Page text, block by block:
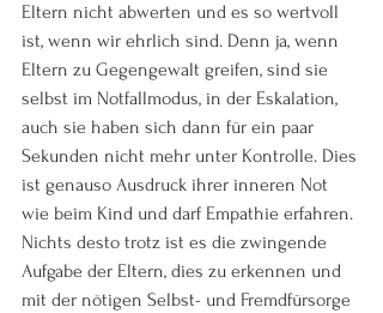
Eltern nicht abwerten und es so wertvoll
ist, wenn wir ehrlich sind. Denn ja, wenn
Eltern zu Gegengewalt greifen, sind sie
selbst im Notfallmodus, in der Eskalation,
auch sie haben sich dann für ein paar
Sekunden nicht mehr unter Kontrolle. Dies
ist genauso Ausdruck ihrer inneren Not
wie beim Kind und darf Empathie erfahren.
Nichts desto trotz ist es die zwingende
Aufgabe der Eltern, dies zu erkennen und
mit der nötigen Selbst- und Fremdfürsorge